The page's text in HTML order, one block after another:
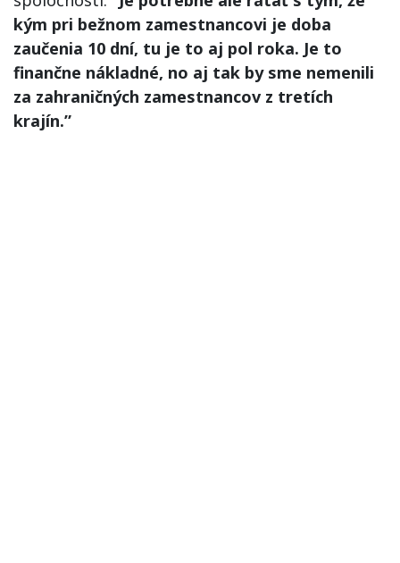
kým pri bežnom zamestnancovi je doba
zaučenia 10 dní, tu je to aj pol roka. Je to
finančne nákladné, no aj tak by sme nemenili
za zahraničných zamestnancov z tretích
krajín.”